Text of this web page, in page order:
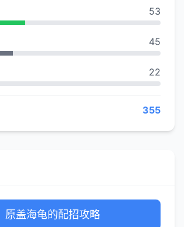
53
45
22
355
原盖海龟的配招攻略